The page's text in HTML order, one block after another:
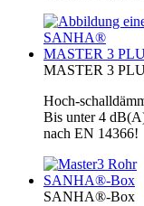
MASTER 3
MASTER 3
Hoch-
Bis unter 4
nach EN 14366!
SANHA®-Box
SANHA®-Box